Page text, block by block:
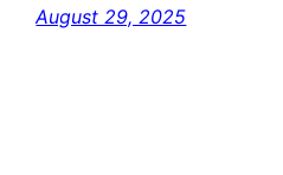
August 29, 2025